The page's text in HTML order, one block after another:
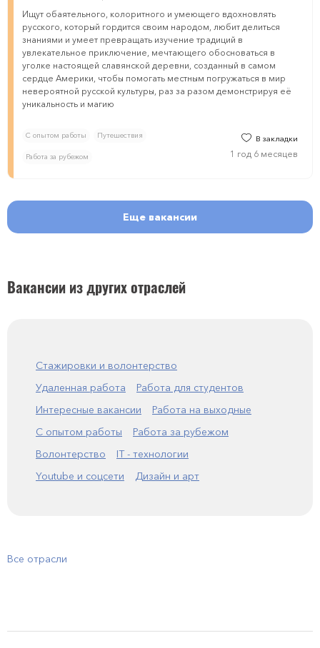
Ищут обаятельного, колоритного и умеющего вдохновлять
русского, который гордится своим народом, любит делиться
знаниями и умеет превращать изучение традиций в
увлекательное приключение, мечтающего обосноваться в
уголке настоящей славянской деревни, созданный в самом
сердце Америки, чтобы помогать местным погружаться в мир
невероятной русской культуры, раз за разом демонстрируя её
уникальность и магию
С опытом работы Путешествия
Работа за рубежом
В закладки
1 год 6 месяцев
Еще вакансии
Вакансии из других отраслей
Стажировки и волонтерство
Удаленная работа
Работа для студентов
Интересные вакансии
Работа на выходные
С опытом работы
Работа за рубежом
Волонтерство
IT - технологии
Youtube и соцсети
Дизайн и арт
Все отрасли